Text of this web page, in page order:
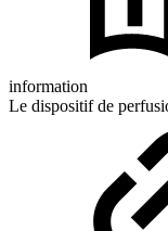
information
Le dispositif de